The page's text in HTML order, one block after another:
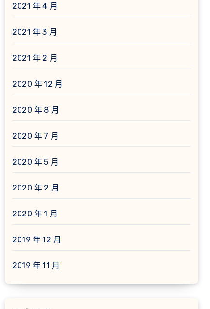
2021 年 4 月
2021 年 3 月
2021 年 2 月
2020 年 12 月
2020 年 8 月
2020 年 7 月
2020 年 5 月
2020 年 2 月
2020 年 1 月
2019 年 12 月
2019 年 11 月